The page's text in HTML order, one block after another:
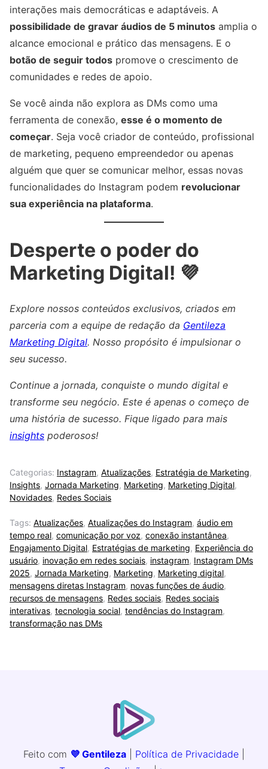
interações mais democráticas e adaptáveis. A
possibilidade de gravar áudios de 5 minutos amplia o
alcance emocional e prático das mensagens. E o
botão de seguir todos promove o crescimento de
comunidades e redes de apoio.
Se você ainda não explora as DMs como uma
ferramenta de conexão, esse é o momento de
começar. Seja você criador de conteúdo, profissional
de marketing, pequeno empreendedor ou apenas
alguém que quer se comunicar melhor, essas novas
funcionalidades do Instagram podem revolucionar
sua experiência na plataforma.
Desperte o poder do
Marketing Digital! 💜
Explore nossos conteúdos exclusivos, criados em
parceria com a equipe de redação da Gentileza
Marketing Digital. Nosso propósito é impulsionar o
seu sucesso.
Continue a jornada, conquiste o mundo digital e
transforme seu negócio. Este é apenas o começo de
uma história de sucesso. Fique ligado para mais
insights poderosos!
Categorias: Instagram, Atualizações, Estratégia de Marketing,
Insights, Jornada Marketing, Marketing, Marketing Digital,
Novidades, Redes Sociais
Tags: Atualizações, Atualizações do Instagram, áudio em
tempo real, comunicação por voz, conexão instantânea,
Engajamento Digital, Estratégias de marketing, Experiência do
usuário, inovação em redes sociais, instagram, Instagram DMs
2025, Jornada Marketing, Marketing, Marketing digital,
mensagens diretas Instagram, novas funções de áudio,
recursos de mensagens, Redes sociais, Redes sociais
interativas, tecnologia social, tendências do Instagram,
transformação nas DMs
Feito com 💜 Gentileza Política de Privacidade